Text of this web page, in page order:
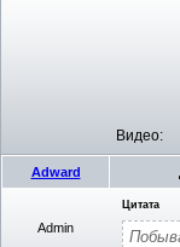
Видео:
Adward
Admin
Цитата